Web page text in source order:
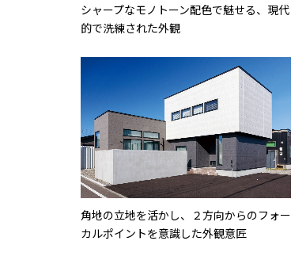
シャープなモノトーン配色で魅せる、現代
的で洗練された外観
角地の立地を活かし、２方向からのフォー
カルポイントを意識した外観意匠